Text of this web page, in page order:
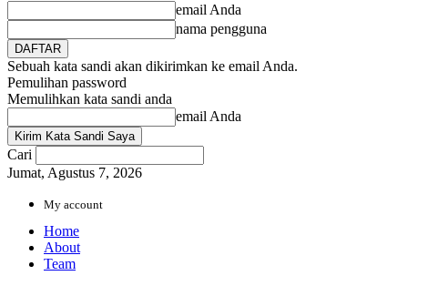
email Anda
nama pengguna
Sebuah kata sandi akan dikirimkan ke email Anda.
Pemulihan password
Memulihkan kata sandi anda
email Anda
Cari
Jumat, Agustus 7, 2026
My account
Home
About
Team